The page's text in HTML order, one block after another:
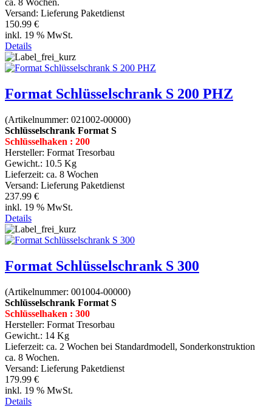
ca. 8 Wochen.
Versand: Lieferung Paketdienst
150.99 €
inkl. 19 % MwSt.
Details
Format Schlüsselschrank S 200 PHZ
(Artikelnummer: 021002-00000)
Schlüsselschrank Format S
Schlüsselhaken : 200
Hersteller: Format Tresorbau
Gewicht.: 10.5 Kg
Lieferzeit: ca. 8 Wochen
Versand: Lieferung Paketdienst
237.99 €
inkl. 19 % MwSt.
Details
Format Schlüsselschrank S 300
(Artikelnummer: 001004-00000)
Schlüsselschrank Format S
Schlüsselhaken : 300
Hersteller: Format Tresorbau
Gewicht.: 14 Kg
Lieferzeit: ca. 2 Wochen bei Standardmodell, Sonderkonstruktion
ca. 8 Wochen.
Versand: Lieferung Paketdienst
179.99 €
inkl. 19 % MwSt.
Details